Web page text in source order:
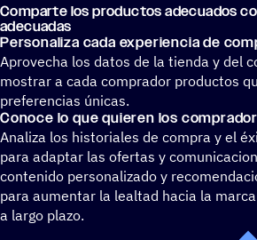
Comparte los produc­tos adecua­dos
adecuadas
Perso­na­liza cada expe­rien­cia de
Aprovecha los datos de la tienda y del
mostrar a cada comprador productos
preferencias únicas.
Conoce lo que quieren los
Analiza los historiales de compra y el
para adaptar las ofertas y
contenido personalizado y
para aumentar la lealtad hacia la
a largo plazo.